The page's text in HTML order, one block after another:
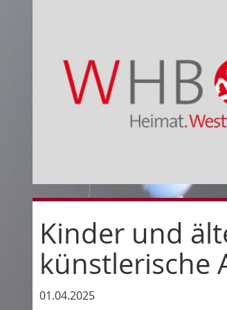
Kinder und
künstlerische
01.04.2025